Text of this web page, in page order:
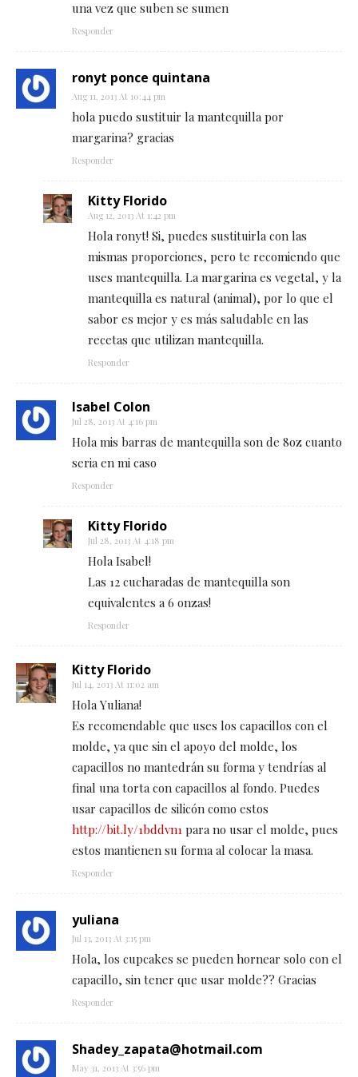
una vez que suben se sumen
Responder
ronyt ponce quintana
Aug 11, 2013 At 10:44 pm
hola puedo sustituir la mantequilla por
margarina? gracias
Responder
Kitty Florido
Aug 12, 2013 At 1:42 pm
Hola ronyt! Si, puedes sustituirla con las
mismas proporciones, pero te recomiendo que
uses mantequilla. La margarina es vegetal, y la
mantequilla es natural (animal), por lo que el
sabor es mejor y es más saludable en las
recetas que utilizan mantequilla.
Responder
Isabel Colon
Jul 28, 2013 At 4:16 pm
Hola mis barras de mantequilla son de 8oz cuanto
seria en mi caso
Responder
Kitty Florido
Jul 28, 2013 At 4:18 pm
Hola Isabel!
Las 12 cucharadas de mantequilla son
equivalentes a 6 onzas!
Responder
Kitty Florido
Jul 14, 2013 At 11:02 am
Hola Yuliana!
Es recomendable que uses los capacillos con el
molde, ya que sin el apoyo del molde, los
capacillos no mantedrán su forma y tendrías al
final una torta con capacillos al fondo. Puedes
usar capacillos de silicón como estos
http://bit.ly/1bddvn1 para no usar el molde, pues
estos mantienen su forma al colocar la masa.
Responder
yuliana
Jul 13, 2013 At 3:15 pm
Hola, los cupcakes se pueden hornear solo con el
capacillo, sin tener que usar molde?? Gracias
Responder
Shadey_zapata@hotmail.com
May 31, 2013 At 3:56 pm